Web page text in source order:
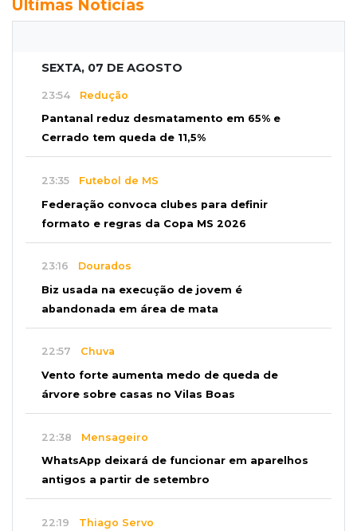
Últimas Notícias
SEXTA, 07 DE AGOSTO
23:54 Redução
Pantanal reduz desmatamento em 65% e
Cerrado tem queda de 11,5%
23:35 Futebol de MS
Federação convoca clubes para definir
formato e regras da Copa MS 2026
23:16 Dourados
Biz usada na execução de jovem é
abandonada em área de mata
22:57 Chuva
Vento forte aumenta medo de queda de
árvore sobre casas no Vilas Boas
22:38 Mensageiro
WhatsApp deixará de funcionar em aparelhos
antigos a partir de setembro
22:19 Thiago Servo